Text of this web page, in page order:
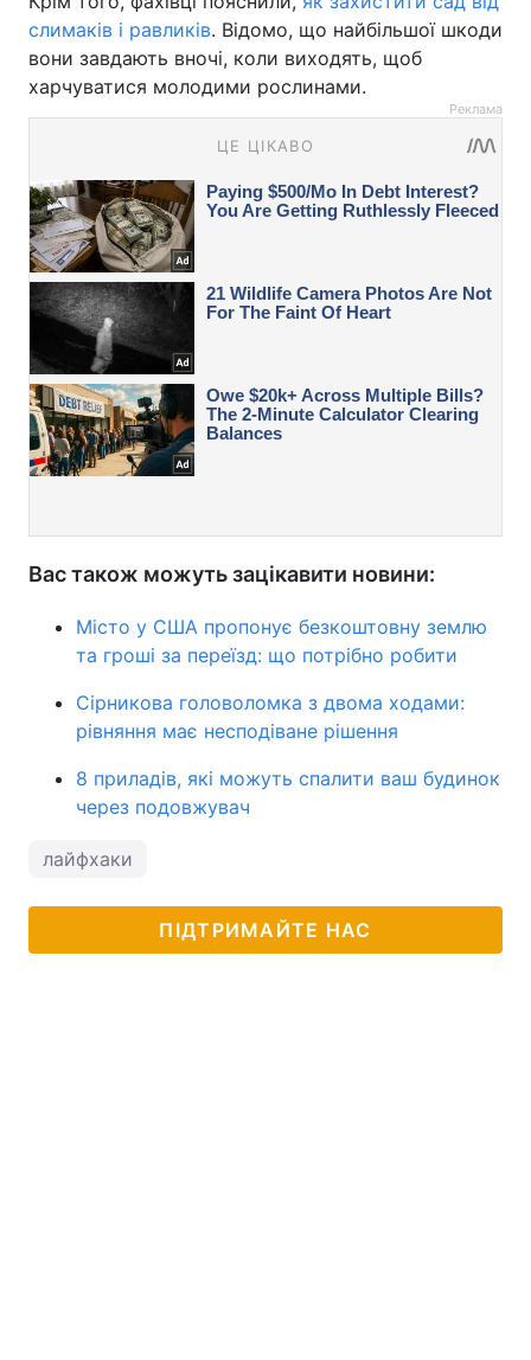
слимаків і равликів. Відомо, що найбільшої шкоди
вони завдають вночі, коли виходять, щоб
харчуватися молодими рослинами.
Реклама
Вас також можуть зацікавити новини:
Місто у США пропонує безкоштовну землю
та гроші за переїзд: що потрібно робити
Сірникова головоломка з двома ходами:
рівняння має несподіване рішення
8 приладів, які можуть спалити ваш будинок
через подовжувач
лайфхаки
ПІДТРИМАЙТЕ НАС